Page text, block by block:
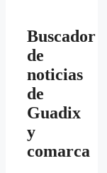
Buscador
de
noticias
de
Guadix
y
comarca